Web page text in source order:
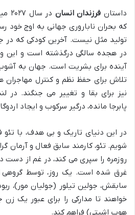
داستان فرزندان انسان
در
که بحران ناباروری جهانی به اوج خود
تولید مثل نیست. آخرین کودکی که در
در هجده سالگی درگذشته است و این
آینده برای بشریت است. جهان به
تلاش برای حفظ نظم و کنترل
نیز برای بقا و تغییر می جنگند. در
پابرجا مانده، درگیر سرکوب و ایجاد
در این دنیای تاریک و بی هدف، با تئو
شویم. تئو، کارمند سابق فعال و آرمان
روزمره را سپری می کند، در غم از
غرق شده است. یک روز، توسط گروهی
سابقش، جولین تیلور (جولیان مور)،
خواهند تا مدارکی را برای عبور یک زن
هوپ اشیتی) فراهم کند.